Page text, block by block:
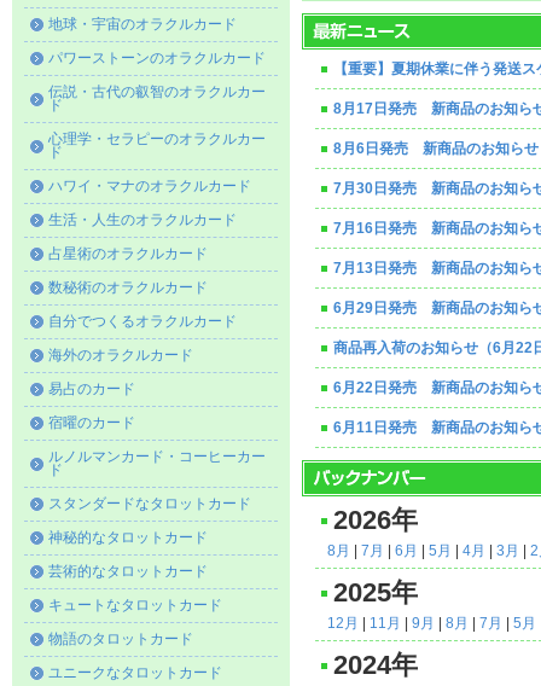
地球・宇宙のオラクルカード
パワーストーンのオラクルカード
伝説・古代の叡智のオラクルカー
ド
心理学・セラピーのオラクルカー
ド
ハワイ・マナのオラクルカード
生活・人生のオラクルカード
占星術のオラクルカード
数秘術のオラクルカード
自分でつくるオラクルカード
海外のオラクルカード
易占のカード
宿曜のカード
ルノルマンカード・コーヒーカー
ド
スタンダードなタロットカード
神秘的なタロットカード
芸術的なタロットカード
キュートなタロットカード
物語のタロットカード
ユニークなタロットカード
【重要】夏期休業に伴う発送
8月17日発売 新商品のお知ら
8月6日発売 新商品のお知らせ
7月30日発売 新商品のお知ら
7月16日発売 新商品のお知ら
7月13日発売 新商品のお知ら
6月29日発売 新商品のお知ら
商品再入荷のお知らせ（6月22
6月22日発売 新商品のお知ら
6月11日発売 新商品のお知ら
2026年
8月 7月 6月 5月 4月 3月 2
2025年
12月 11月 9月 8月 7月 5月
2024年